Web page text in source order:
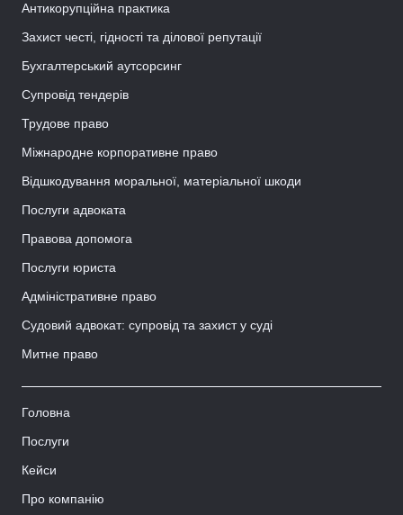
Антикорупційна практика
Захист честі, гідності та ділової репутації
Бухгалтерський аутсорсинг
Супровід тендерів
Трудове право
Міжнародне корпоративне право
Відшкодування моральної, матеріальної шкоди
Послуги адвоката
Правова допомога
Послуги юриста
Адміністративне право
Судовий адвокат: супровід та захист у суді
Митне право
Головна
Послуги
Кейси
Про компанію